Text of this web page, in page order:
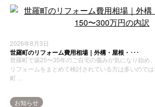
2026年8月3日
世羅町のリフォーム費用相場｜外構・屋根・･･･
世羅町で築25〜35年のご自宅の傷みが気になり始め
リフォームをまとめて検討されている方は多いので
町 …
お知らせ